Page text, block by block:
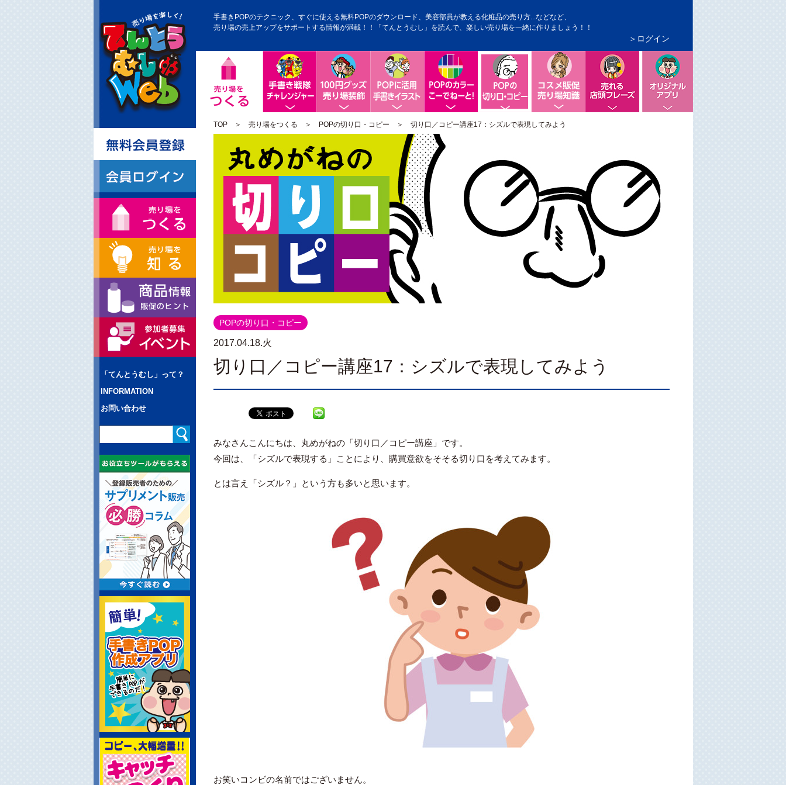
手書きPOPのテクニック、すぐに使える無料POPのダウンロード、美容部員が教える化粧品の売り方...などなど、
売り場の売上アップをサポートする情報が満載！！「てんとうむし」を読んで、楽しい売り場を一緒に作りましょう！！
＞ログイン
手書きPOP戦隊チャレンジャー
100円グッズ売り場装飾POPに活用手書きイラスト
手書きPOPの色づかいPOPの切り口コピーコスメ販促、売り場知識店頭で売れるフレーズ
TOP＞ 売り場をつくる ＞ POPの切り口・コピー ＞ 切り口／コピー講座17：シズルで表現してみよう
「てんとうむし」って？
INFORMATION
お問い合わせ
POPの切り口・コピー
2017.04.18.火
切り口／コピー講座17：シズルで表現してみよう
みなさんこんにちは、丸めがねの「切り口／コピー講座」です。
今回は、「シズルで表現する」ことにより、購買意欲をそそる切り口を考えてみます。
とは言え「シズル？」という方も多いと思います。
お笑いコンビの名前ではございません。